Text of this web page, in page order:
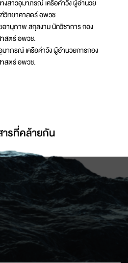
งสาวอุมาภรณ์ เครือคำวัง ผู้อำนวย
ทยาศาสตร์ อพวช.
านุภาพ สกุลงาม นักวิชาการ กอง
สตร์ อพวช.
าภรณ์ เครือคำวัง ผู้อำนวยการกอง
สตร์ อพวช.
ารที่่คล้ายกัน